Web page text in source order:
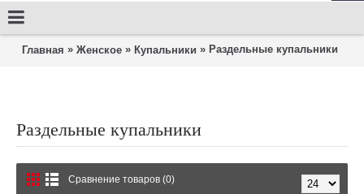
Главная » Женское » Купальники » Раздельные купальники
Раздельные купальники
Сравнение товаров (0)